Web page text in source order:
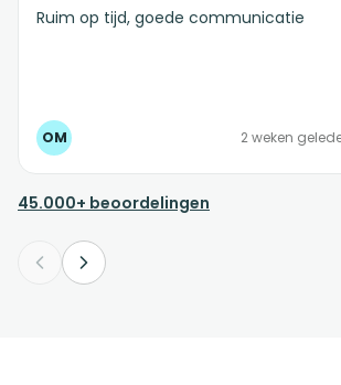
Ruim op tijd, goede communicatie
OM 2 weken
45.000+ beoordelingen